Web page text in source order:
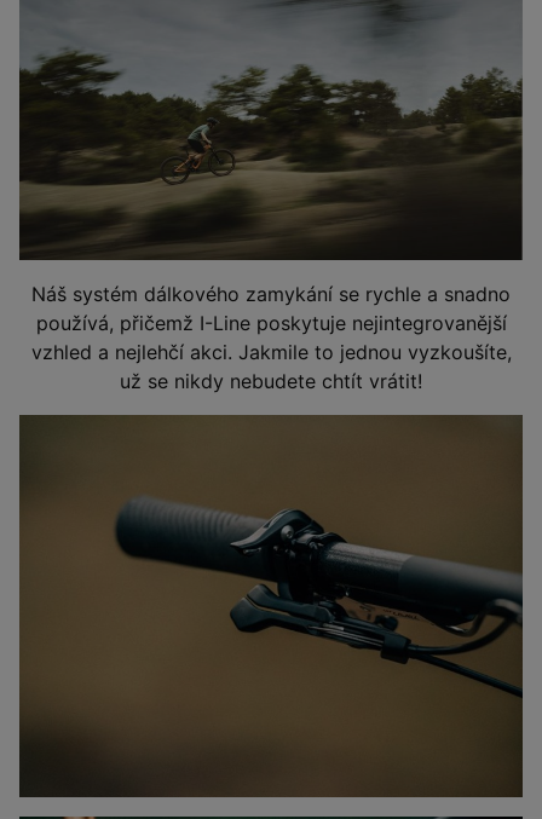
Náš systém dálkového zamykání se rychle a snadno
používá, přičemž I-Line poskytuje nejintegrovanější
vzhled a nejlehčí akci. Jakmile to jednou vyzkoušíte,
už se nikdy nebudete chtít vrátit!